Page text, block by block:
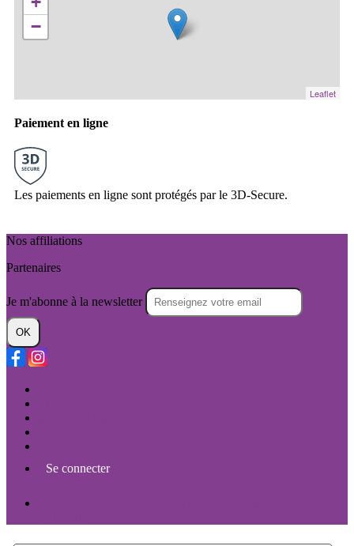
−
Leaflet
Paiement en ligne
Les paiements en ligne sont protégés par le 3D-Secure.
Nos affiliations
Partenaires
Je m'abonne à la newsletter
OK
Se connecter